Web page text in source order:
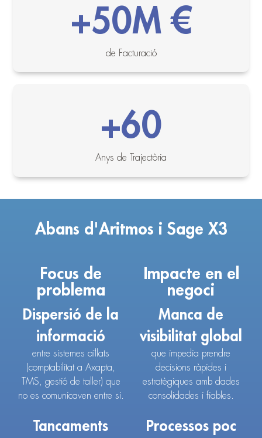
+50M €
de Facturació
+60
Anys de Trajectòria
Abans d'Aritmos i Sage X3
Focus de
problema
Dispersió de la
informació
entre sistemes aïllats
(comptabilitat a Axapta,
TMS, gestió de taller) que
no es comunicaven entre si.
Tancaments
Impacte en el
negoci
Manca de
visibilitat global
que impedia prendre
decisions ràpides i
estratègiques amb dades
consolidades i fiables.
Processos poc